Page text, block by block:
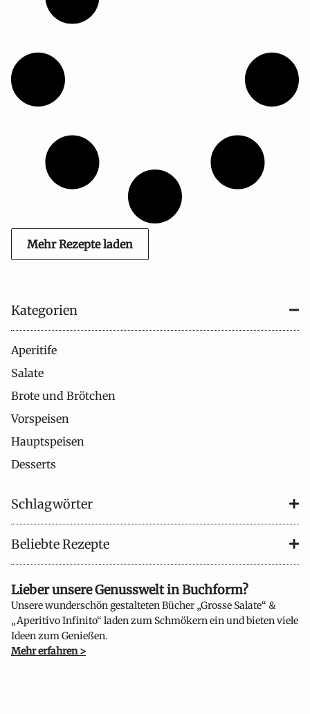
Mehr Rezepte laden
Kategorien
Aperitife
Salate
Brote und Brötchen
Vorspeisen
Hauptspeisen
Desserts
Schlagwörter
Beliebte Rezepte
Lieber unsere Genusswelt in Buchform?​
Unsere wunderschön gestalteten Bücher „Grosse Salate“ &
„Aperitivo Infinito“ laden zum Schmökern ein und bieten viele
Ideen zum Genießen.
Mehr erfahren >